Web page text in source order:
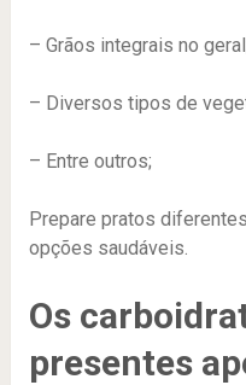
– Grãos integrais no
– Diversos tipos de
– Entre outros;
Prepare pratos
opções saudáveis.
Os
presentes